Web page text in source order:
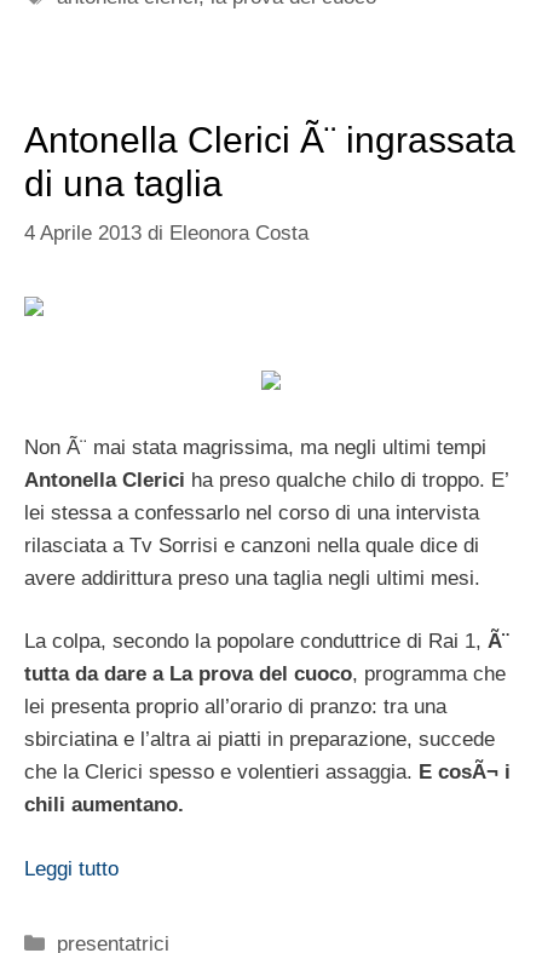
Antonella Clerici Ã¨ ingrassata
di una taglia
4 Aprile 2013 di Eleonora Costa
Non Ã¨ mai stata magrissima, ma negli ultimi tempi
Antonella Clerici ha preso qualche chilo di troppo. E’
lei stessa a confessarlo nel corso di una intervista
rilasciata a Tv Sorrisi e canzoni nella quale dice di
avere addirittura preso una taglia negli ultimi mesi.
La colpa, secondo la popolare conduttrice di Rai 1, Ã¨
tutta da dare a La prova del cuoco, programma che
lei presenta proprio all’orario di pranzo: tra una
sbirciatina e l’altra ai piatti in preparazione, succede
che la Clerici spesso e volentieri assaggia. E cosÃ¬ i
chili aumentano.
Leggi tutto
Categorie
presentatrici